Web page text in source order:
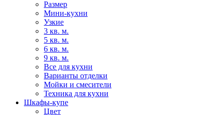
Размер
Мини-кухни
Узкие
3 кв. м.
5 кв. м.
6 кв. м.
9 кв. м.
Все для кухни
Варианты отделки
Мойки и смесители
Техника для кухни
Шкафы-купе
Цвет